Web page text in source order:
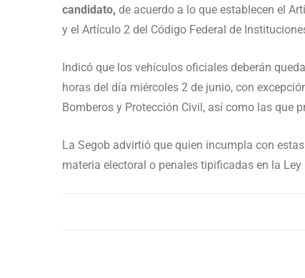
candidato, de acuerdo a lo que establecen el
y el Artículo 2 del Código Federal de
Indicó que los vehículos oficiales deberán
horas del día miércoles 2 de junio, con
Bomberos y Protección Civil, así como las que
La Segob advirtió que quien incumpla con
materia electoral o penales tipificadas en la